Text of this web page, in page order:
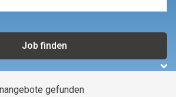
gefunden